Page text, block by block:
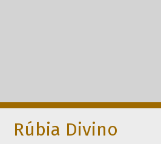
Rúbia Divino